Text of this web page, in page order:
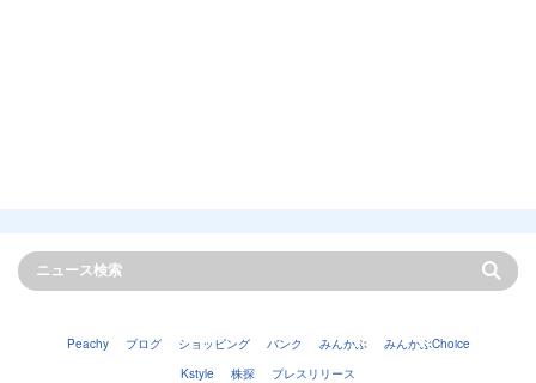
Peachy ブログ ショッピング バンク みんかぶ
みんかぶChoice
Kstyle
株探 プレスリリース